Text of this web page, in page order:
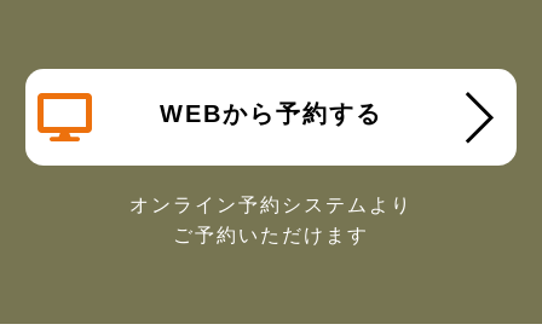
WEBから予約する
オンライン予約システムより
ご予約いただけます